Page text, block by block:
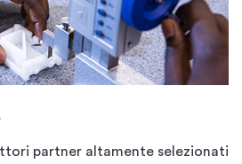
partner altamente selezionati